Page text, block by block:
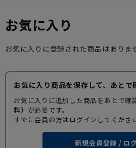
お気に入り
お気に入りに登録された商品はありま
お気に入り商品を保存して、あとで
お気に入りに追加した商品をあとで確
料） が必要です。
すでに会員の方はログインしてくださ
新規会員登録 / ロ